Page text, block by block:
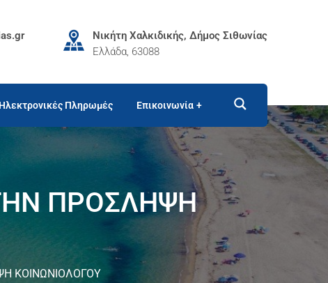
Νικήτη Χαλκιδικής, Δήμος Σιθωνίας
Ελλάδα, 63088
Ηλεκτρονικές Πληρωμές Επικοινωνία
ΠΡΟΣΛΗΨΗ
ΚΟΙΝΩΝΙΟΛΟΓΟΥ